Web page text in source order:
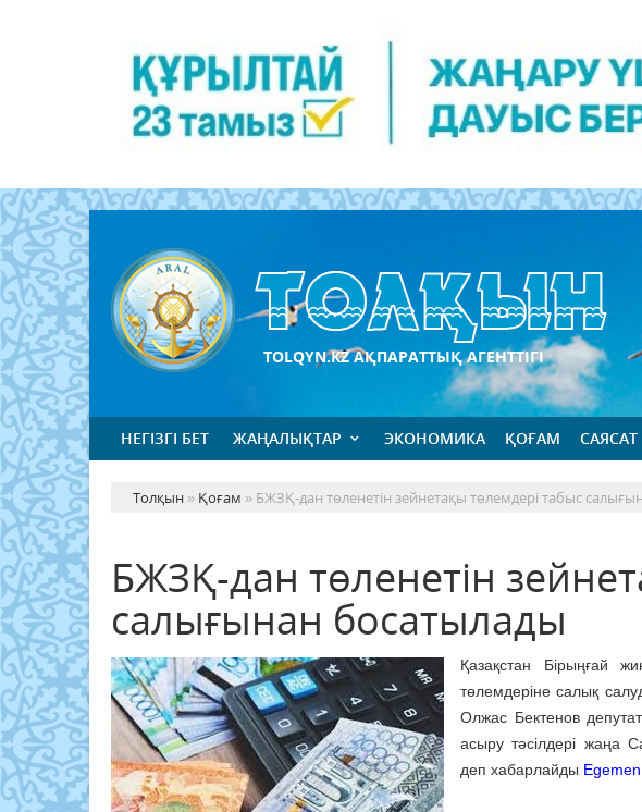
TOLQYN.KZ АҚПАРАТТЫҚ АГЕНТТІГІ
НЕГІЗГІ БЕТ ЖАҢАЛЫҚТАР ЭКОНОМИКА ҚОҒАМ САЯСАТ
Толқын » Қоғам » БЖЗҚ-дан төленетін зейнетақы төлемдері табыс
БЖЗҚ-дан төленетін
салығынан босатылады
Қазақстан Бірыңғай
төлемдеріне салық
Олжас Бектенов
асыру тәсілдері жаңа
деп хабарлайды